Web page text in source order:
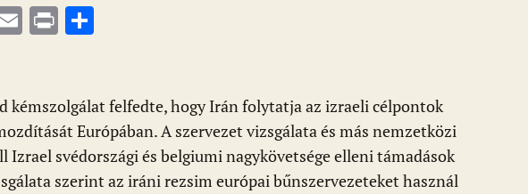
E
l
Pr
m
e
g
kémszolgálat felfedte, hogy Irán folytatja az izraeli célpontok
Európában. A szervezet vizsgálata és más nemzetközi
Izrael svédországi és belgiumi nagykövetsége elleni támadások
szerint az iráni rezsim európai bűnszervezeteket használ